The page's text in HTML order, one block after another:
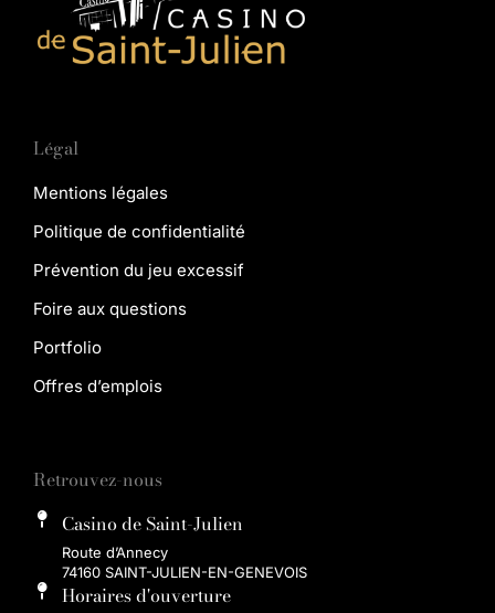
Légal
Mentions légales
Politique de confidentialité
Prévention du jeu excessif
Foire aux questions
Portfolio
Offres d’emplois
Retrouvez-nous
Casino de Saint-Julien
Route d’Annecy
74160 SAINT-JULIEN-EN-GENEVOIS
Horaires d'ouverture